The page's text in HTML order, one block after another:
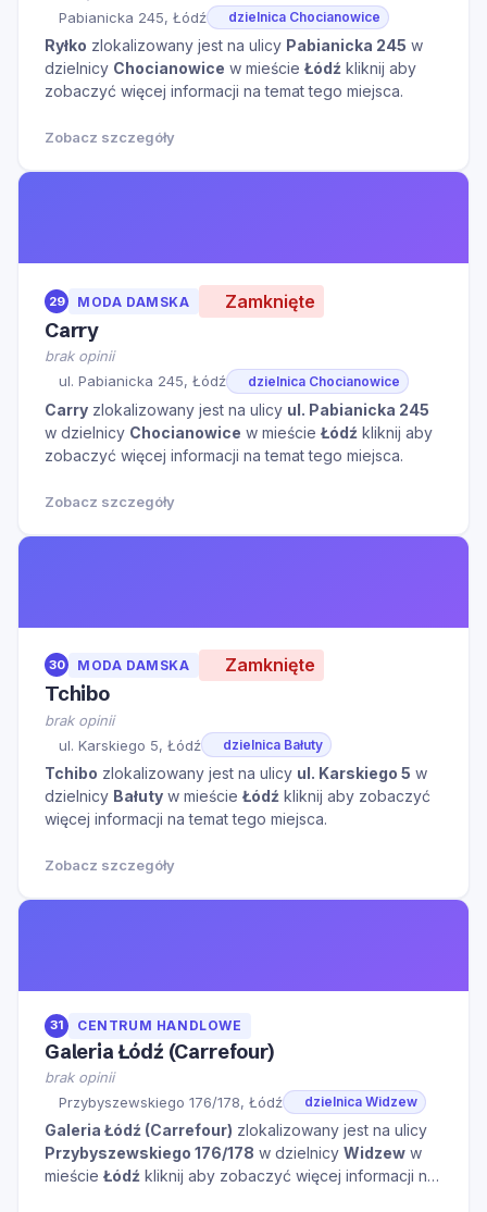
Pabianicka 245, Łódź
dzielnica Chocianowice
Ryłko zlokalizowany jest na ulicy Pabianicka 245 w
dzielnicy Chocianowice w mieście Łódź kliknij aby
zobaczyć więcej informacji na temat tego miejsca.
Zobacz szczegóły
29 MODA DAMSKA Zamknięte
Carry
brak opinii
ul. Pabianicka 245, Łódź
dzielnica Chocianowice
Carry zlokalizowany jest na ulicy ul. Pabianicka 245
w dzielnicy Chocianowice w mieście Łódź kliknij aby
zobaczyć więcej informacji na temat tego miejsca.
Zobacz szczegóły
30 MODA DAMSKA Zamknięte
Tchibo
brak opinii
ul. Karskiego 5, Łódź
dzielnica Bałuty
Tchibo zlokalizowany jest na ulicy ul. Karskiego 5 w
dzielnicy Bałuty w mieście Łódź kliknij aby zobaczyć
więcej informacji na temat tego miejsca.
Zobacz szczegóły
31 CENTRUM HANDLOWE
Galeria Łódź (Carrefour)
brak opinii
Przybyszewskiego 176/178, Łódź
dzielnica Widzew
Galeria Łódź (Carrefour) zlokalizowany jest na ulicy
Przybyszewskiego 176/178 w dzielnicy Widzew w
mieście Łódź kliknij aby zobaczyć więcej informacji na